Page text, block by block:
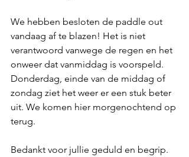
We hebben besloten de paddle out
vandaag af te blazen! Het is niet
verantwoord vanwege de regen en het
onweer dat vanmiddag is voorspeld.
Donderdag, einde van de middag of
zondag ziet het weer er een stuk beter
uit. We komen hier morgenochtend op
terug.
Bedankt voor jullie geduld en begrip.